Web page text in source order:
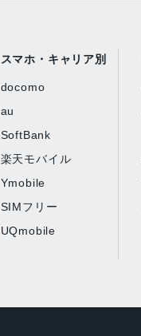
スマホ・キャリア別
docomo
au
SoftBank
楽天モバイル
Ymobile
SIMフリー
UQmobile